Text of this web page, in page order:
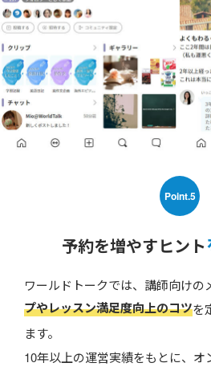
Point.5
予約を増やすヒント
ワールドトークでは、講師向けの
プやレッスン満足度向上のコツを
ます。
10年以上の運営実績をもとに、